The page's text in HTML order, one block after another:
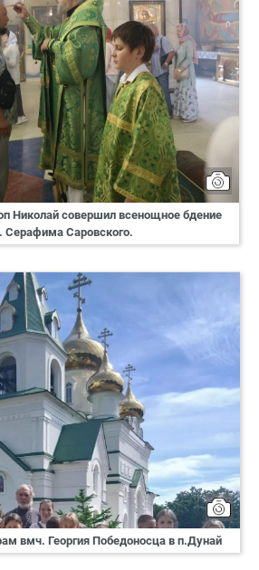
Николай совершил всенощное бдение
Серафима Саровского.
вмч. Георгия Победоносца в п.Дунай